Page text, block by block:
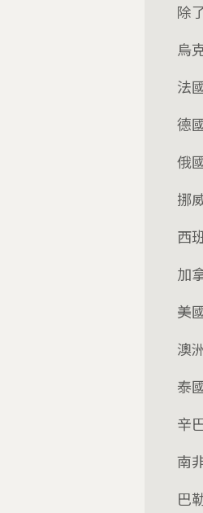
除
烏
法
德
俄
挪
西
加
美
澳
泰
辛
南
巴